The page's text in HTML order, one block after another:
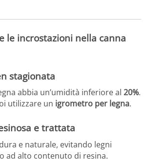
le incrostazioni nella canna
stagionata
abbia un’umidità inferiore al 20%.
utilizzare un igrometro per legna.
e trattata
e naturale, evitando legni
ad alto contenuto di resina.